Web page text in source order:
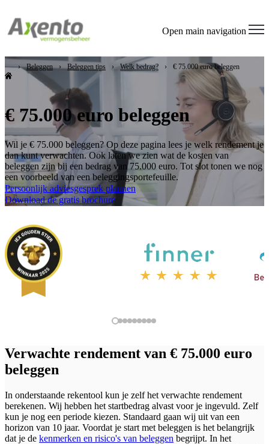
Open main navigation
Beleggen Beleggen tips Welk bedrag? € 75.000 euro beleggen
€ 75.000 euro beleggen
Wil je € 75.000 beleggen? Op deze pagina lees je welk rendement je
dan kunt verwachten. Ook laten we zien wat de kosten van
beleggen zijn bij een bedrag van 75.000 euro. Tot slot tonen we nog
een voorbeeld van een beleggingsportefeuille.
Persoonlijk adviesgesprek plannen
Download de gratis brochure
Verwachte rendement van € 75.000 euro
beleggen
In onderstaande rekentool kun je zelf het verwachte rendement
berekenen. Wij hebben het startbedrag alvast voor je ingevuld. Zelf
kun je nog een periode kiezen. Standaard gaan wij uit van een
horizon van 10 jaar. Voordat je start met beleggen is het belangrijk
dat je de kenmerken en risico's van beleggen begrijpt. In het